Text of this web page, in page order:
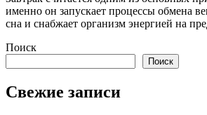
именно он запускает процессы обмена
сна и снабжает организм энергией на
Поиск
Поиск
Свежие записи